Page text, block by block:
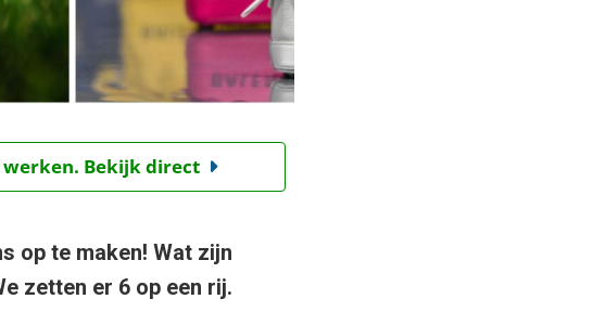
werken. Bekijk direct
op te maken! Wat zijn
zetten er 6 op een rij.